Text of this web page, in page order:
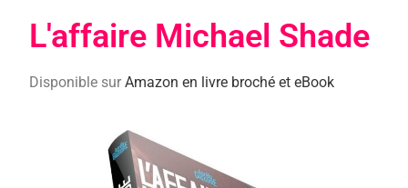
L'affaire Michael Shade​
Disponible surAmazon en livre broché et eBook